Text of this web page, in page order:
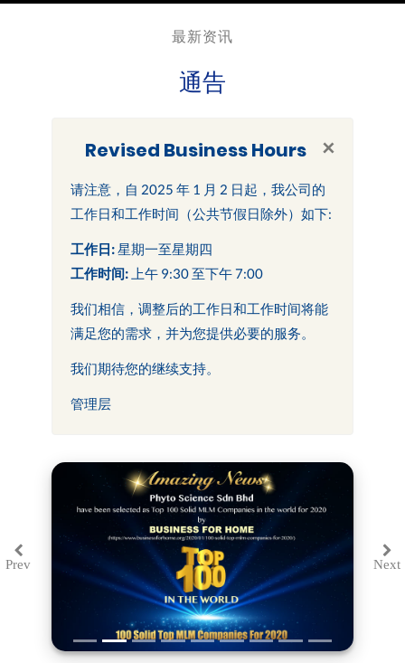
最新资讯
通告
×
Revised Business Hours
请注意，自 2025 年 1 月 2 日起，我公司的
工作日和工作时间（公共节假日除外）如下:
工作日:星期一至星期四
工作时间: 上午 9:30 至下午 7:00
我们相信，调整后的工作日和工作时间将能
满足您的需求，并为您提供必要的服务。
我们期待您的继续支持。
管理层
PrevPrevious Next